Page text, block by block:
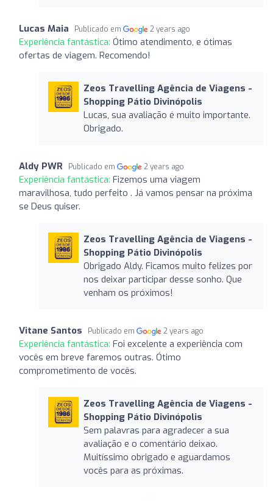
Lucas Maia Publicado em 2 years ago
Experiência fantástica: Ótimo atendimento, e ótimas
ofertas de viagem. Recomendo!
Zeos Travelling Agência de Viagens -
Shopping Pátio Divinópolis
Lucas, sua avaliação é muito importante.
Obrigado.
Aldy PWR Publicado em 2 years ago
Experiência fantástica: Fizemos uma viagem
maravilhosa, tudo perfeito . Já vamos pensar na próxima
se Deus quiser.
Zeos Travelling Agência de Viagens -
Shopping Pátio Divinópolis
Obrigado Aldy. Ficamos muito felizes por
nos deixar participar desse sonho. Que
venham os próximos!
Vitane Santos Publicado em 2 years ago
Experiência fantástica: Foi excelente a experiência com
vocês em breve faremos outras. Ótimo
comprometimento de vocês.
Zeos Travelling Agência de Viagens -
Shopping Pátio Divinópolis
Sem palavras para agradecer a sua
avaliação e o comentário deixao.
Muitíssimo obrigado e aguardamos
vocês para as próximas.